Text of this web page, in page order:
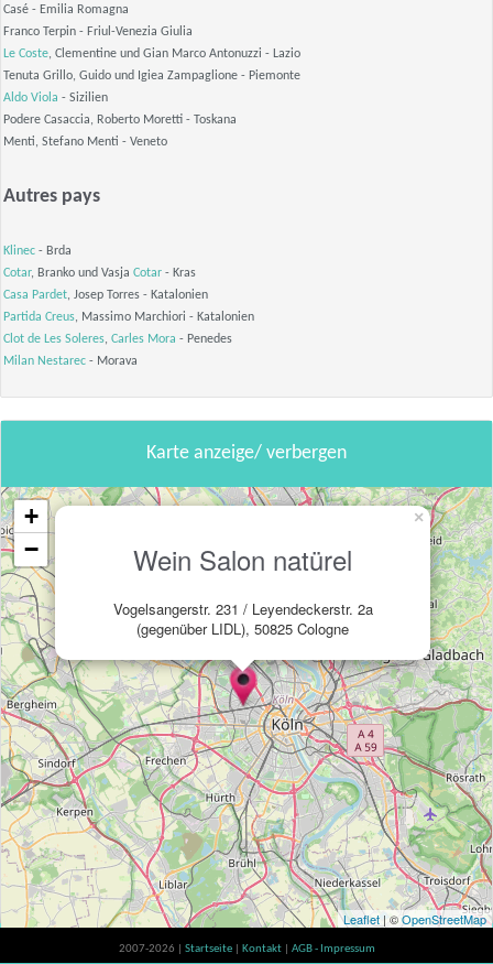
Casé - Emilia Romagna
Franco Terpin - Friul-Venezia Giulia
Le Coste, Clementine und Gian Marco Antonuzzi - Lazio
Tenuta Grillo, Guido und Igiea Zampaglione - Piemonte
Aldo Viola - Sizilien
Podere Casaccia, Roberto Moretti - Toskana
Menti, Stefano Menti - Veneto
Autres pays
Klinec - Brda
Cotar, Branko und Vasja Cotar - Kras
Casa Pardet, Josep Torres - Katalonien
Partida Creus, Massimo Marchiori - Katalonien
Clot de Les Soleres, Carles Mora - Penedes
Milan Nestarec - Morava
Karte anzeige/ verbergen
Wein Salon natürel
Vogelsangerstr. 231 / Leyendeckerstr. 2a
(gegenüber LIDL), 50825 Cologne
×
+
−
Leaflet | ©OpenStreetMap
2007-2026 | Startseite Kontakt AGB - Impressum